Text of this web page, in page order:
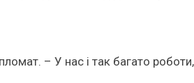
– У нас і так багато